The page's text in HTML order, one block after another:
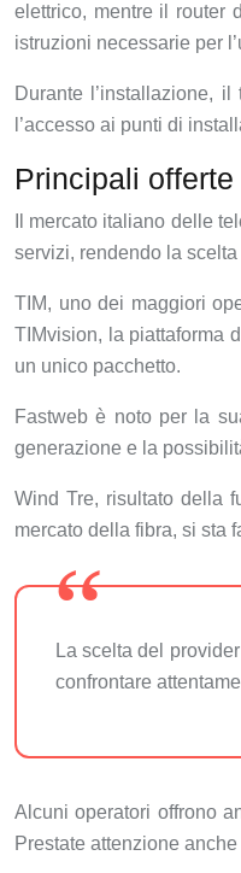
elettrico, mentre il router
istruzioni necessarie per
Durante l’installazione,
l’accesso ai punti di
Principali
Il mercato italiano delle
servizi, rendendo la
TIM, uno dei maggiori
TIMvision, la piattaforma
un unico pacchetto.
Fastweb è noto per la
generazione e la
Wind Tre, risultato della
mercato della fibra, si sta
La scelta del
confrontare
Alcuni operatori offrono
Prestate attenzione